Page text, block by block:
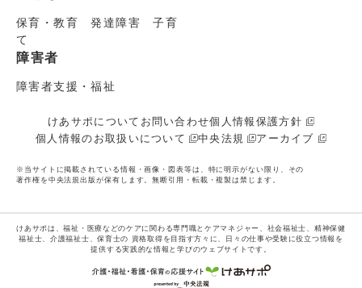
保育・教育 発達障害 子育
て
障害者
障害者支援・福祉
けあサポについて お問い合わせ個人情報保護方針
個人情報のお取扱いについて
中央法規 アーカイブ
※当サイトに掲載されている情報・画像・図表等は、特に明示がない限り、その
著作権を中央法規出版が保有します。無断引用・転載・複製は禁じます。
けあサポは、福祉・医療などのケアに関わる専門職とケアマネジャー、社会福祉士、精神保健
福祉士、介護福祉士、保育士の 資格取得を目指す方々に、日々の仕事や受験に役立つ情報を
提供する実践的な情報と学びのウェブサイトです。